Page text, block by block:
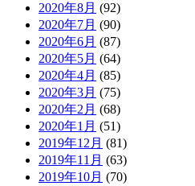
2020年8月 (92)
2020年7月 (90)
2020年6月 (87)
2020年5月 (64)
2020年4月 (85)
2020年3月 (75)
2020年2月 (68)
2020年1月 (51)
2019年12月 (81)
2019年11月 (63)
2019年10月 (70)